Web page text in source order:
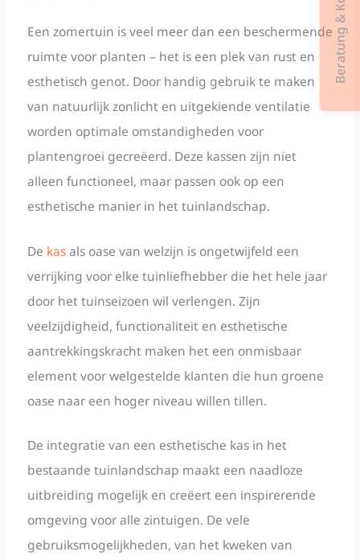
Een zomertuin is veel meer dan een beschermende
ruimte voor planten – het is een plek van rust en
esthetisch genot. Door handig gebruik te maken
van natuurlijk zonlicht en uitgekiende ventilatie
worden optimale omstandigheden voor
plantengroei gecreëerd. Deze kassen zijn niet
alleen functioneel, maar passen ook op een
esthetische manier in het tuinlandschap.
De kasals oase van welzijn is ongetwijfeld een
verrijking voor elke tuinliefhebber die het hele jaar
door het tuinseizoen wil verlengen. Zijn
veelzijdigheid, functionaliteit en esthetische
aantrekkingskracht maken het een onmisbaar
element voor welgestelde klanten die hun groene
oase naar een hoger niveau willen tillen.
De integratie van een esthetische kas in het
bestaande tuinlandschap maakt een naadloze
uitbreiding mogelijk en creëert een inspirerende
omgeving voor alle zintuigen. De vele
gebruiksmogelijkheden, van het kweken van